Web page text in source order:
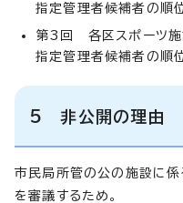
指定管理者候補者の順
第3回 各区スポーツ施
指定管理者候補者の順
5 非公開の理由
市民局所管の公の施設に
を審議するため。